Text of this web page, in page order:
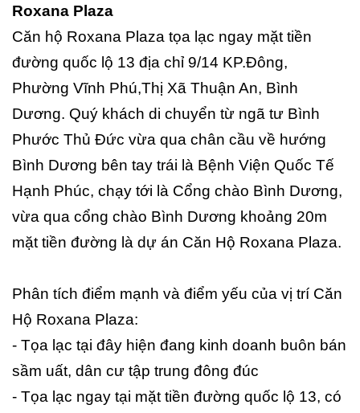
Roxana Plaza
Căn hộ Roxana Plaza tọa lạc ngay mặt tiền
đường quốc lộ 13 địa chỉ 9/14 KP.Đông,
Phường Vĩnh Phú,Thị Xã Thuận An, Bình
Dương. Quý khách di chuyển từ ngã tư Bình
Phước Thủ Đức vừa qua chân cầu về hướng
Bình Dương bên tay trái là Bệnh Viện Quốc Tế
Hạnh Phúc, chạy tới là Cổng chào Bình Dương,
vừa qua cổng chào Bình Dương khoảng 20m
mặt tiền đường là dự án Căn Hộ Roxana Plaza.
Phân tích điểm mạnh và điểm yếu của vị trí Căn
Hộ Roxana Plaza:
- Tọa lạc tại đây hiện đang kinh doanh buôn bán
sầm uất, dân cư tập trung đông đúc
- Tọa lạc ngay tại mặt tiền đường quốc lộ 13, có